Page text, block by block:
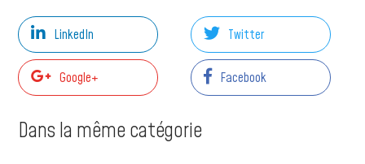
LinkedIn Twitter
Google+ Facebook
Dans la même catégorie